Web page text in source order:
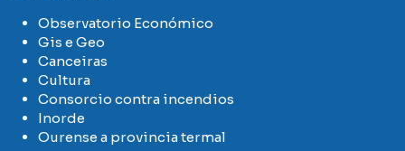
Observatorio Económico
Gis e Geo
Canceiras
Cultura
Consorcio contra incendios
Inorde
Ourense a provincia termal